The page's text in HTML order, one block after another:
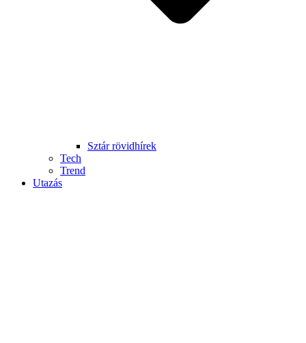
Sztár rövidhírek
Tech
Trend
Utazás